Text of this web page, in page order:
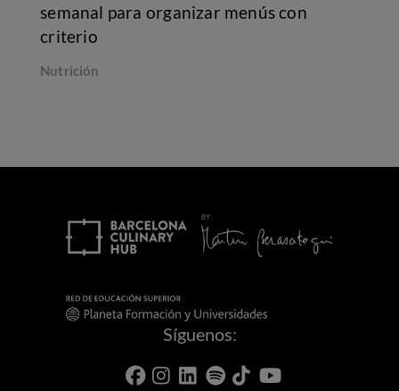
semanal para organizar menús con
criterio
Nutrición
Síguenos: